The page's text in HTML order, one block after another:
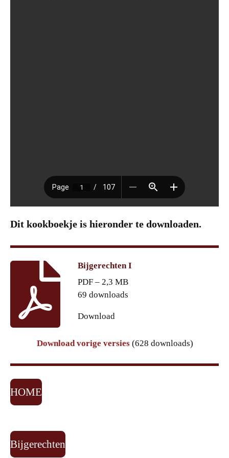
Dit kookboekje is hieronder te downloaden.
Bijgerechten I
PDF – 2,3 MB
69 downloads
Download
Download vorige versies (628 downloads)
HOME
Bijgerechten